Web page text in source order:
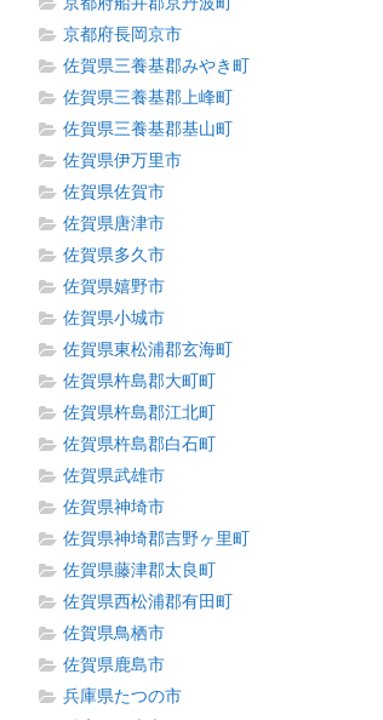
京都府長岡京市
佐賀県三養基郡みやき町
佐賀県三養基郡上峰町
佐賀県三養基郡基山町
佐賀県伊万里市
佐賀県佐賀市
佐賀県唐津市
佐賀県多久市
佐賀県嬉野市
佐賀県小城市
佐賀県東松浦郡玄海町
佐賀県杵島郡大町町
佐賀県杵島郡江北町
佐賀県杵島郡白石町
佐賀県武雄市
佐賀県神埼市
佐賀県神埼郡吉野ヶ里町
佐賀県藤津郡太良町
佐賀県西松浦郡有田町
佐賀県鳥栖市
佐賀県鹿島市
兵庫県たつの市